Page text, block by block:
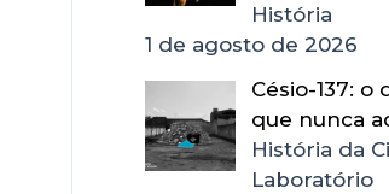
História
1 de agosto de 2026
Césio-137: o
que nunca
História da
Laboratório